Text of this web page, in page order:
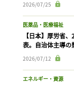
2026/07/25
医薬品・医療福祉
【日本】厚労省
表。自治体主導の
2026/07/12
エネルギー・資源